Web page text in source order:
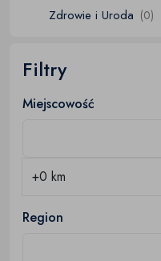
Zdrowie i Uroda (0)
Filtry
Miejscowość
Region